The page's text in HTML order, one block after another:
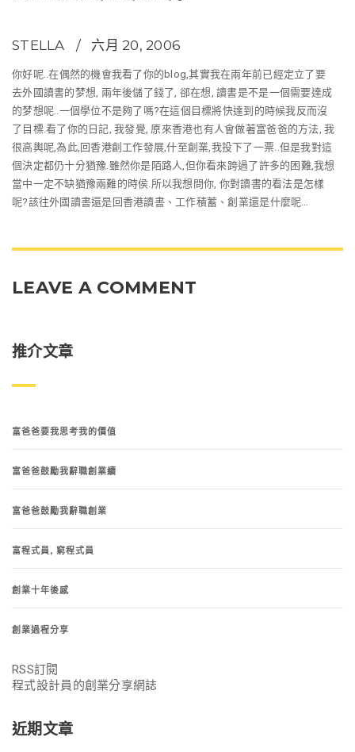
STELLA 六月 20, 2006
你好呢..在偶然的機會我看了你的blog,其實我在兩年前已經定立了要
去外國讀書的梦想, 兩年後儲了錢了, 郤在想, 讀書是不是一個需要達成
的梦想呢..一個學位不是夠了嗎?在這個目標將快達到的時候我反而沒
了目標.看了你的日記, 我發覺, 原來香港也有人會做著富爸爸的方法, 我
很高輿呢,為此,回香港創工作發展,什至創業,我投下了一票..但是我對這
個決定都仍十分猶豫.雖然你是陌路人,但你看來跨過了許多的困難,我想
當中一定不缺猶豫兩難的時侯.所以我想問你, 你對讀書的看法是怎樣
呢?該往外國讀書還是回香港讀書、工作積蓄、創業還是什麼呢…
LEAVE A COMMENT
推介文章
富爸爸要我思考我的價值
富爸爸鼓勵我辭職創業續
富爸爸鼓勵我辭職創業
富程式員, 窮程式員
創業十年後感
創業過程分享
RSS訂閱
程式設計員的創業分享網誌
近期文章